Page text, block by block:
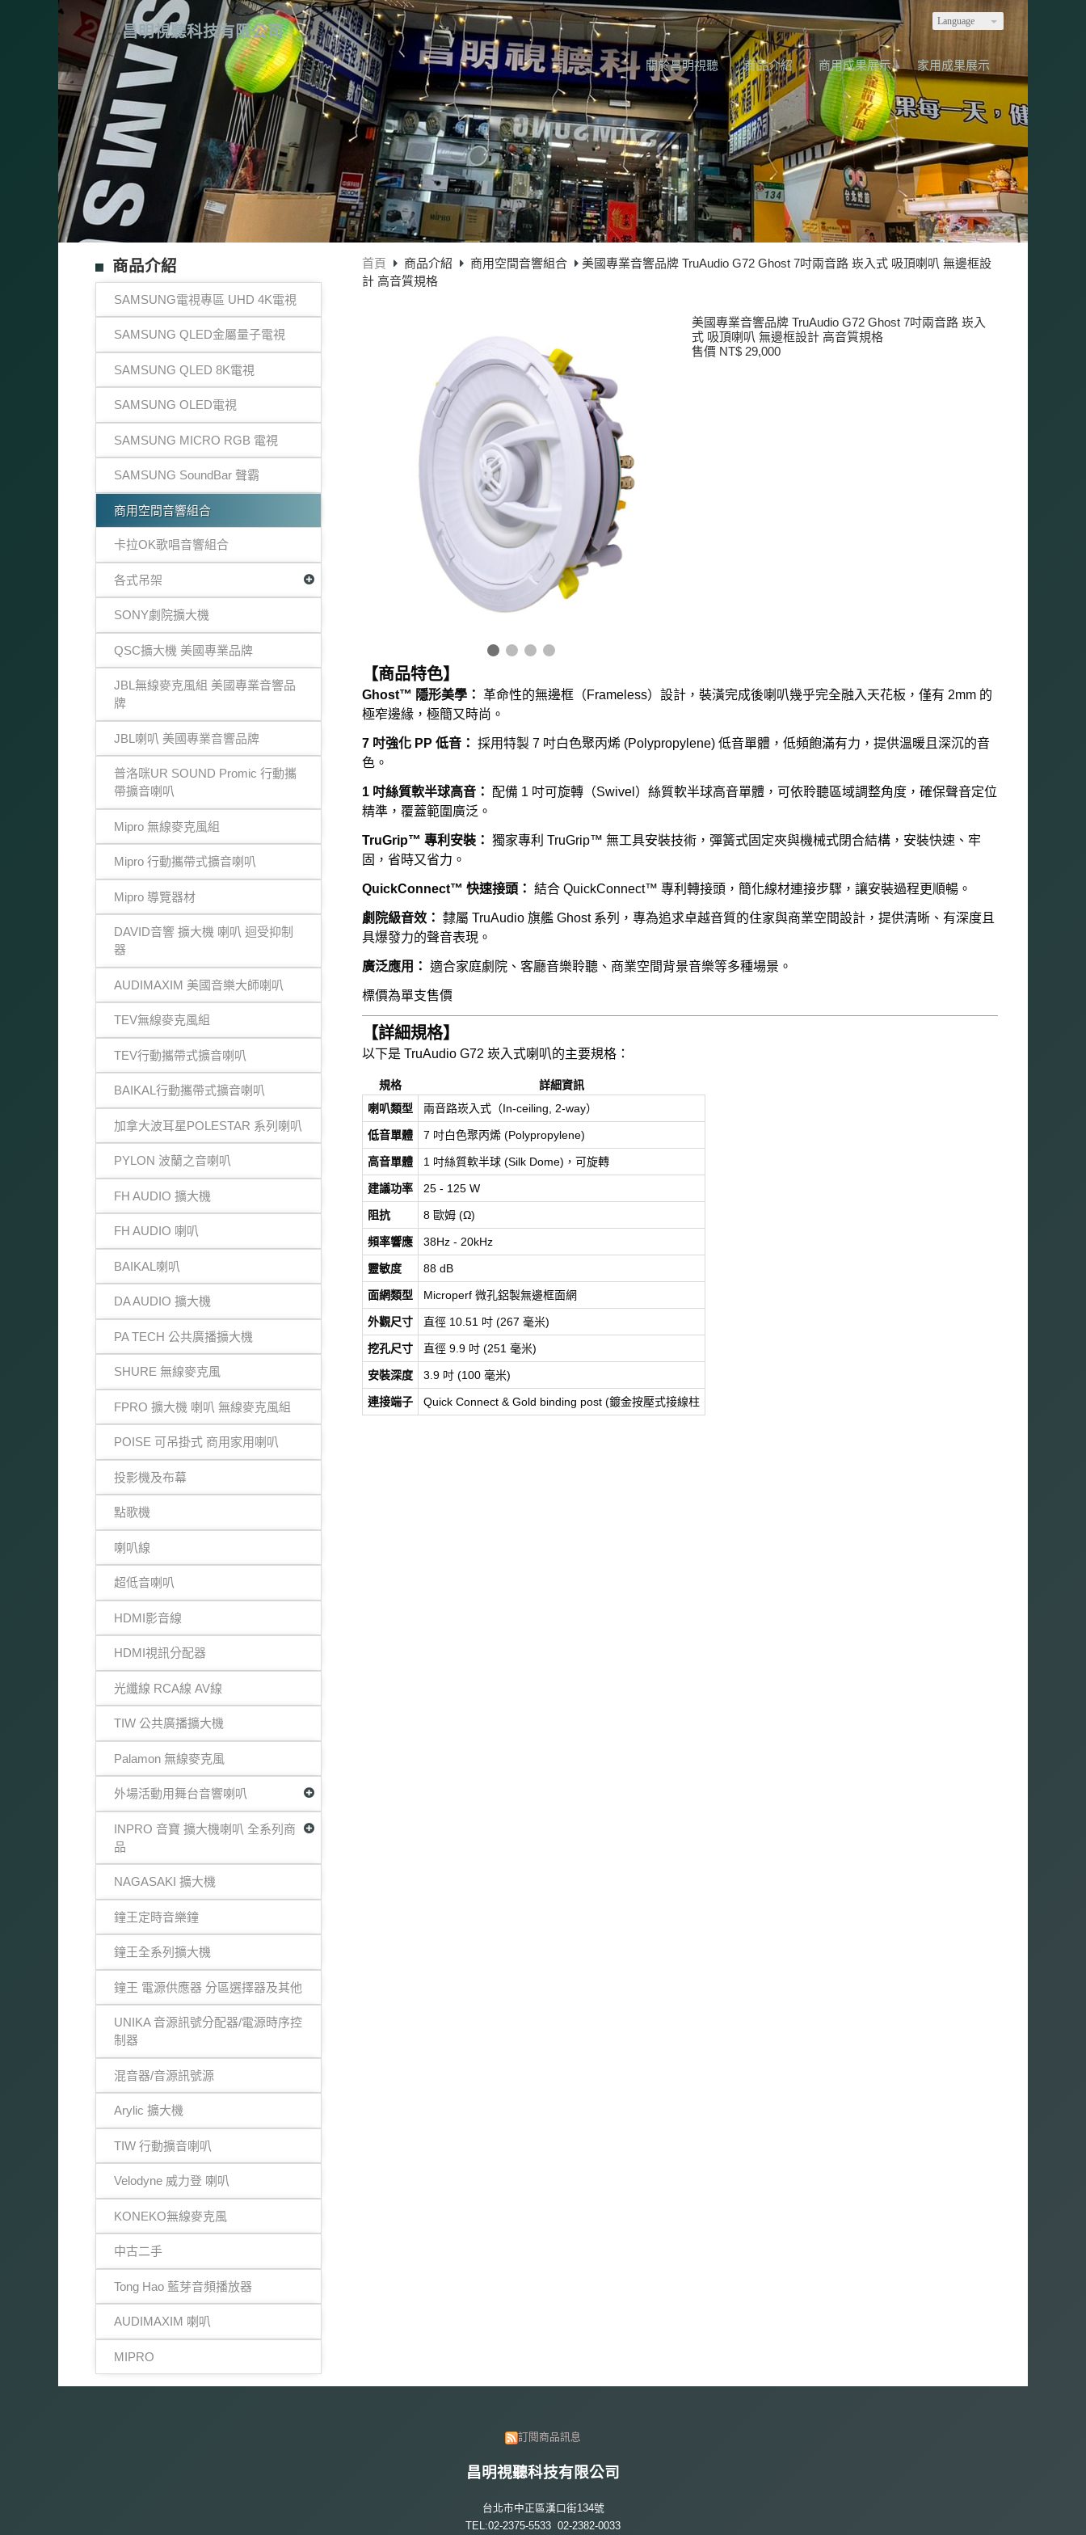
Language
昌明視聽科技有限公司
關於昌明視聽 商品介紹 商用成果展示 家用成果展示
商品介紹
SAMSUNG電視專區 UHD 4K電視
SAMSUNG QLED金屬量子電視
SAMSUNG QLED 8K電視
SAMSUNG OLED電視
SAMSUNG MICRO RGB 電視
SAMSUNG SoundBar 聲霸
商用空間音響組合
卡拉OK歌唱音響組合
各式吊架
SONY劇院擴大機
QSC擴大機 美國專業品牌
JBL無線麥克風組 美國專業音響品
牌
JBL喇叭 美國專業音響品牌
普洛咪UR SOUND Promic 行動攜
帶擴音喇叭
Mipro 無線麥克風組
Mipro 行動攜帶式擴音喇叭
Mipro 導覽器材
DAVID音響 擴大機 喇叭 迴受抑制
器
AUDIMAXIM 美國音樂大師喇叭
TEV無線麥克風組
TEV行動攜帶式擴音喇叭
BAIKAL行動攜帶式擴音喇叭
加拿大波耳星POLESTAR 系列喇叭
PYLON 波蘭之音喇叭
FH AUDIO 擴大機
FH AUDIO 喇叭
BAIKAL喇叭
DA AUDIO 擴大機
PA TECH 公共廣播擴大機
SHURE 無線麥克風
FPRO 擴大機 喇叭 無線麥克風組
POISE 可吊掛式 商用家用喇叭
投影機及布幕
點歌機
喇叭線
超低音喇叭
HDMI影音線
HDMI視訊分配器
光纖線 RCA線 AV線
TIW 公共廣播擴大機
Palamon 無線麥克風
外場活動用舞台音響喇叭
INPRO 音寶 擴大機喇叭 全系列商
品
NAGASAKI 擴大機
鐘王定時音樂鐘
鐘王全系列擴大機
鐘王 電源供應器 分區選擇器及其他
UNIKA 音源訊號分配器/電源時序控
制器
混音器/音源訊號源
Arylic 擴大機
TIW 行動擴音喇叭
Velodyne 威力登 喇叭
KONEKO無線麥克風
中古二手
Tong Hao 藍芽音頻播放器
AUDIMAXIM 喇叭
MIPRO
首頁 商品介紹 商用空間音響組合
美國專業音響品牌 TruAudio G72 Ghost 7吋兩音路 崁入式 吸頂喇叭 無邊框設
計 高音質規格
美國專業音響品牌 TruAudio G72 Ghost 7吋兩音路 崁入
式 吸頂喇叭 無邊框設計 高音質規格
售價 NT$ 29,000
【商品特色】
Ghost™ 隱形美學： 革命性的無邊框（Frameless）設計，裝潢完成後喇叭幾乎完全融入天花板，僅有 2mm 的
極窄邊緣，極簡又時尚。
7 吋強化 PP 低音： 採用特製 7 吋白色聚丙烯 (Polypropylene) 低音單體，低頻飽滿有力，提供溫暖且深沉的音
色。
1 吋絲質軟半球高音：
配備 1 吋可旋轉（Swivel）絲質軟半球高音單體，可依聆聽區域調整角度，確保聲音定位
精準，覆蓋範圍廣泛。
TruGrip™ 專利安裝： 獨家專利 TruGrip™ 無工具安裝技術，彈簧式固定夾與機械式閉合結構，安裝快速、牢
固，省時又省力。
QuickConnect™ 快速接頭： 結合 QuickConnect™ 專利轉接頭，簡化線材連接步驟，讓安裝過程更順暢。
劇院級音效： 隸屬 TruAudio 旗艦 Ghost 系列，專為追求卓越音質的住家與商業空間設計，提供清晰、有深度且
具爆發力的聲音表現。
廣泛應用： 適合家庭劇院、客廳音樂聆聽、商業空間背景音樂等多種場景。
標價為單支售價
【詳細規格】
以下是 TruAudio G72 崁入式喇叭的主要規格：
規格
詳細資訊
喇叭類型
兩音路崁入式（In-ceiling, 2-way）
低音單體 7 吋白色聚丙烯 (Polypropylene)
高音單體 1 吋絲質軟半球 (Silk Dome)，可旋轉
建議功率 25 - 125 W
阻抗 8 歐姆 (Ω)
頻率響應 38Hz - 20kHz
靈敏度 88 dB
面網類型 Microperf 微孔鋁製無邊框面網
外觀尺寸 直徑 10.51 吋 (267 毫米)
挖孔尺寸 直徑 9.9 吋 (251 毫米)
安裝深度 3.9 吋 (100 毫米)
連接端子 Quick Connect & Gold binding post (鍍金按壓式接線柱
訂閱商品訊息
昌明視聽科技有限公司
台北市中正區漢口街134號
TEL:02-2375-5533 02-2382-0033